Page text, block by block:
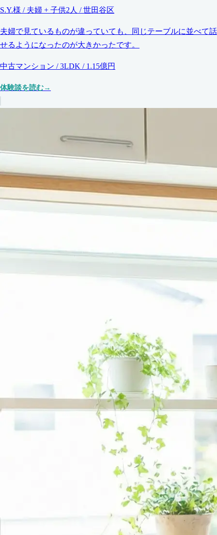
S.Y.様 / 夫婦 + 子供2人 / 世田谷区
夫婦で見ているものが違っていても、同じテーブルに並べて話
せるようになったのが大きかったです。
中古マンション / 3LDK / 1.15億円
体験談を読む